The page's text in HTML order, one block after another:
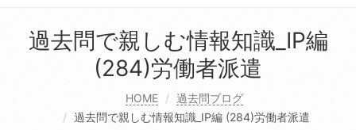
過去問で親しむ情報知識_IP編
(284)労働者派遣
HOME
過去問ブログ
過去問で親しむ情報知識_IP編 (284)労働者派遣